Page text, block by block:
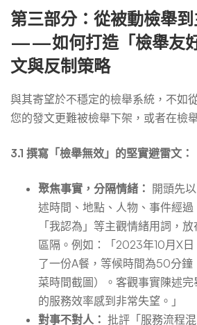
第三部分：從被動檢舉
——如何打造「檢舉友
文與反制策略
與其寄望於不穩定的檢舉系統，不如
您的發文更難被檢舉下架，或者在檢
3.1 撰寫「檢舉無效」的堅實避雷文：
聚焦事實，分隔情緒： 開頭先
述時間、地點、人物、事件經過
「我認為」等主觀情緒用詞，
區隔。例如：「2023年10月X
了一份A餐，等候時間為50分鐘
菜時間截圖）。客觀事實陳述
的服務效率感到非常失望。」
對事不對人： 批評「服務流程